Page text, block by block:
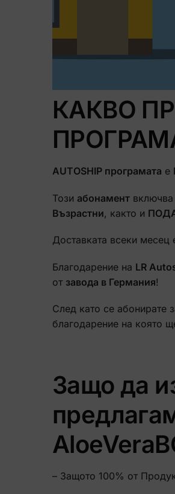
КАКВО
AUTOSHIP програмата е
Този абонамент включва
Възрастни, както и
Доставката всеки месец
Благодарение на LR
от завода в Германия!
След като се абонирате
благодарение на която
Защо да
– Защото 100% от